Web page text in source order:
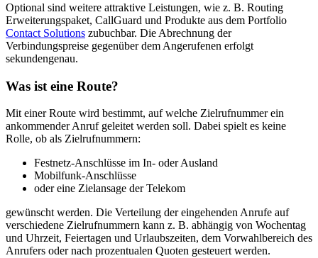
Optional sind weitere attraktive Leistungen, wie z. B. Routing
Erweiterungspaket, CallGuard und Produkte aus dem Portfolio
Contact Solutions zubuchbar. Die Abrechnung der
Verbindungspreise gegenüber dem Angerufenen erfolgt
sekundengenau.
Was ist eine Route?
Mit einer Route wird bestimmt, auf welche Zielrufnummer ein
ankommender Anruf geleitet werden soll. Dabei spielt es keine
Rolle, ob als Zielrufnummern:
Festnetz-Anschlüsse im In- oder Ausland
Mobilfunk-Anschlüsse
oder eine Zielansage der Telekom
gewünscht werden. Die Verteilung der eingehenden Anrufe auf
verschiedene Zielrufnummern kann z. B. abhängig von Wochentag
und Uhrzeit, Feiertagen und Urlaubszeiten, dem Vorwahlbereich des
Anrufers oder nach prozentualen Quoten gesteuert werden.